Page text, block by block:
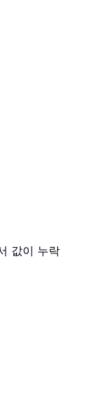
값이 누락